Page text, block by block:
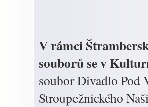
V rámci
souborů se v
soubor Divadlo Pod
Stroupežnického